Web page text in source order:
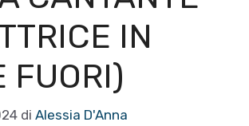
IN
FUORI)
di Alessia D'Anna